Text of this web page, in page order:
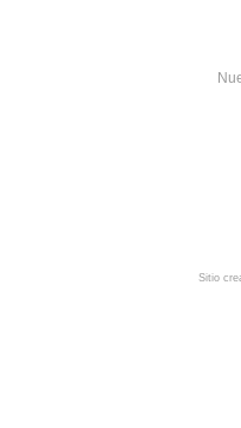
Sitio